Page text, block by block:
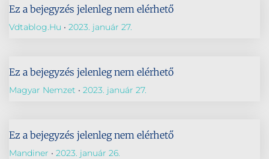
Ez a bejegyzés jelenleg nem elérhető
Vdtablog.hu 2023. január 27.
Ez a bejegyzés jelenleg nem elérhető
Magyar Nemzet 2023. január 27.
Ez a bejegyzés jelenleg nem elérhető
Mandiner 2023. január 26.